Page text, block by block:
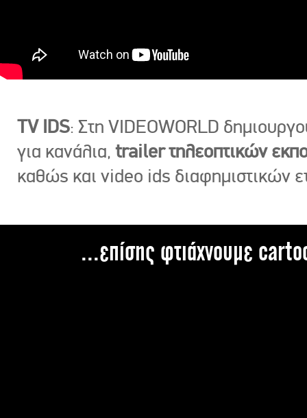
TV IDS: Στη VIDEOWORLD
για κανάλια, trailer τηλεοπτικών
καθώς και video ids διαφημιστικών
...επίσης φτιάχνουμε